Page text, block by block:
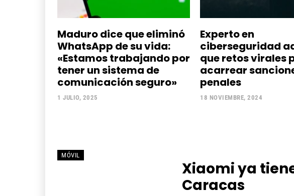
Maduro dice que eliminó
WhatsApp de su vida:
«Estamos trabajando por
tener un sistema de
comunicación seguro»
1 JULIO, 2025
Experto en
ciberseguridad
que retos virales
acarrear
penales
18 NOVIEMBRE, 2024
MÓVIL
Xiaomi ya
Caracas